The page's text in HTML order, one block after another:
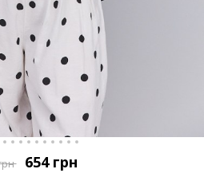
654 грн